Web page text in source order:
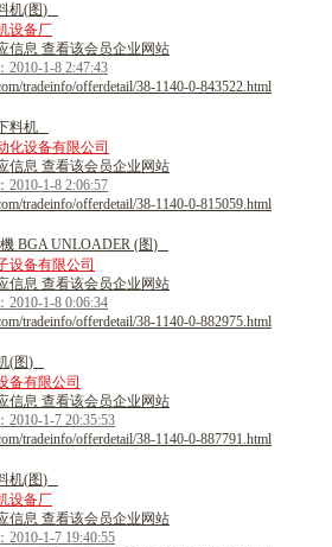
机(图)
设备厂
信息 查看该会员企业网站
2010-1-8 2:47:43
tradeinfo/offerdetail/38-1140-0-843522.html
料机
化设备有限公司
信息 查看该会员企业网站
2010-1-8 2:06:57
tradeinfo/offerdetail/38-1140-0-815059.html
機 BGA UNLOADER (图)
设备有限公司
信息 查看该会员企业网站
2010-1-8 0:06:34
tradeinfo/offerdetail/38-1140-0-882975.html
(图)
备有限公司
信息 查看该会员企业网站
2010-1-7 20:35:53
tradeinfo/offerdetail/38-1140-0-887791.html
机(图)
设备厂
信息 查看该会员企业网站
2010-1-7 19:40:55